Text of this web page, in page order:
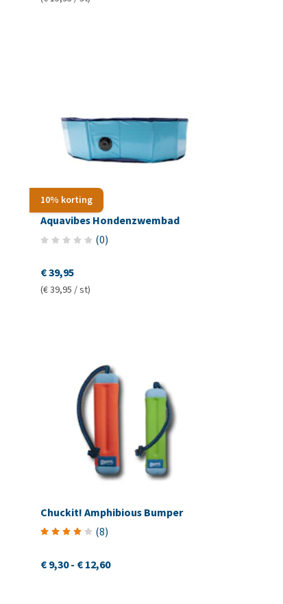
10% korting
Aquavibes Hondenzwembad
(0)
€ 39,95
(€ 39,95 / st)
Chuckit! Amphibious Bumper
(8)
€ 9,30- € 12,60